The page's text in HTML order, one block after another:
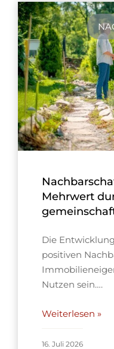
Mehrwert
Die
positiven
Nutzen sein….
Weiterlesen »
16. Juli 2026